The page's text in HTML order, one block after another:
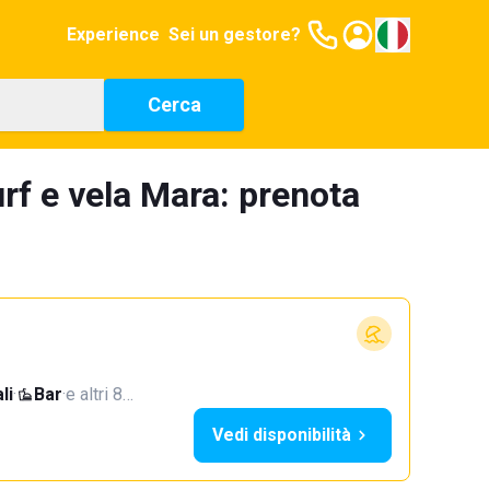
Experience Sei un gestore?
Cerca
e vela Mara: prenota
· Bar·e altri 8…
Vedi disponibilità